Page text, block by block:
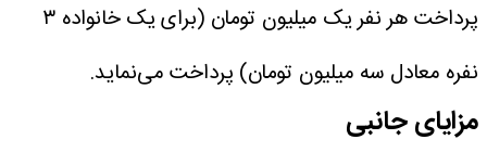
پرداخت هر نفر یک میلیون تومان (برای یک خانواده ۳
نفره معادل سه میلیون تومان) پرداخت می‌نماید.
مزایای جانبی